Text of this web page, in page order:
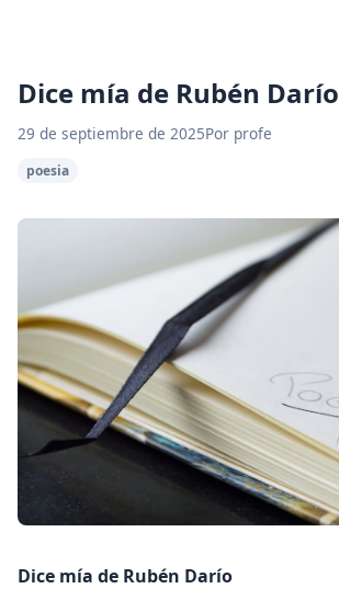
Dice mía de Rubén Darío
29 de septiembre de 2025Por profe
poesia
Dice mía de Rubén Darío